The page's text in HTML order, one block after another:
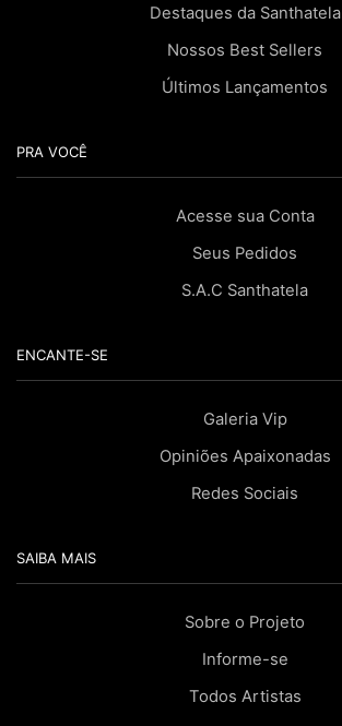
Destaques da Santhatela
Nossos Best Sellers
Últimos Lançamentos
PRA VOCÊ
Acesse sua Conta
Seus Pedidos
S.A.C Santhatela
ENCANTE-SE
Galeria Vip
Opiniões Apaixonadas
Redes Sociais
SAIBA MAIS
Sobre o Projeto
Informe-se
Todos Artistas